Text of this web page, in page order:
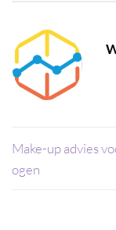
Make-up advies
ogen